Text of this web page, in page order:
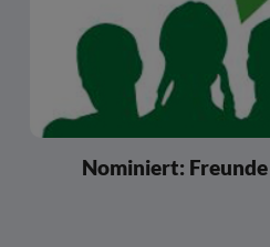
Nominiert: Freunde